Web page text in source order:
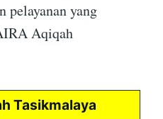
pelayanan yang
Aqiqah
Tasikmalaya